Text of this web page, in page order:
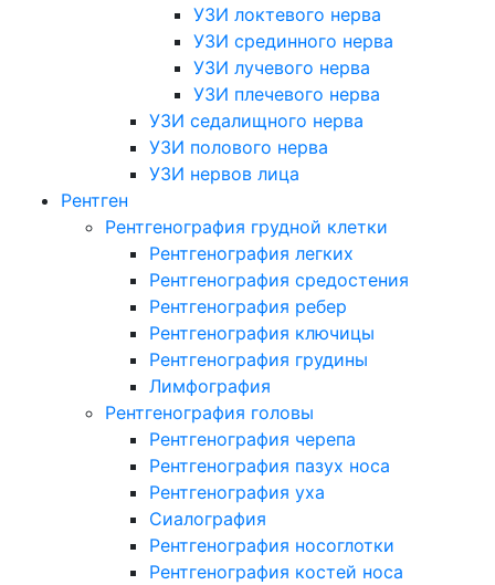
УЗИ локтевого нерва
УЗИ срединного нерва
УЗИ лучевого нерва
УЗИ плечевого нерва
УЗИ седалищного нерва
УЗИ полового нерва
УЗИ нервов лица
Рентген
Рентгенография грудной клетки
Рентгенография легких
Рентгенография средостения
Рентгенография ребер
Рентгенография ключицы
Рентгенография грудины
Лимфография
Рентгенография головы
Рентгенография черепа
Рентгенография пазух носа
Рентгенография уха
Сиалография
Рентгенография носоглотки
Рентгенография костей носа